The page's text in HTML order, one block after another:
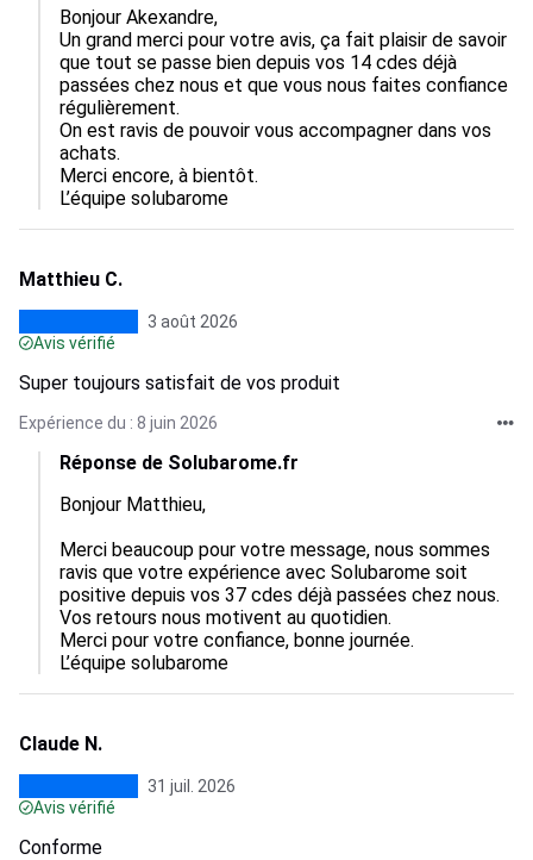
Bonjour Akexandre,
Un grand merci pour votre avis, ça fait plaisir de savoir
que tout se passe bien depuis vos 14 cdes déjà
passées chez nous et que vous nous faites confiance
régulièrement.
On est ravis de pouvoir vous accompagner dans vos
achats.
Merci encore, à bientôt.
L’équipe solubarome
Matthieu C.
3 août 2026
Avis vérifié
Super toujours satisfait de vos produit
Expérience du : 8 juin 2026
Réponse de Solubarome.fr
Bonjour Matthieu,
Merci beaucoup pour votre message, nous sommes
ravis que votre expérience avec Solubarome soit
positive depuis vos 37 cdes déjà passées chez nous.
Vos retours nous motivent au quotidien.
Merci pour votre confiance, bonne journée.
L’équipe solubarome
Claude N.
31 juil. 2026
Avis vérifié
Conforme